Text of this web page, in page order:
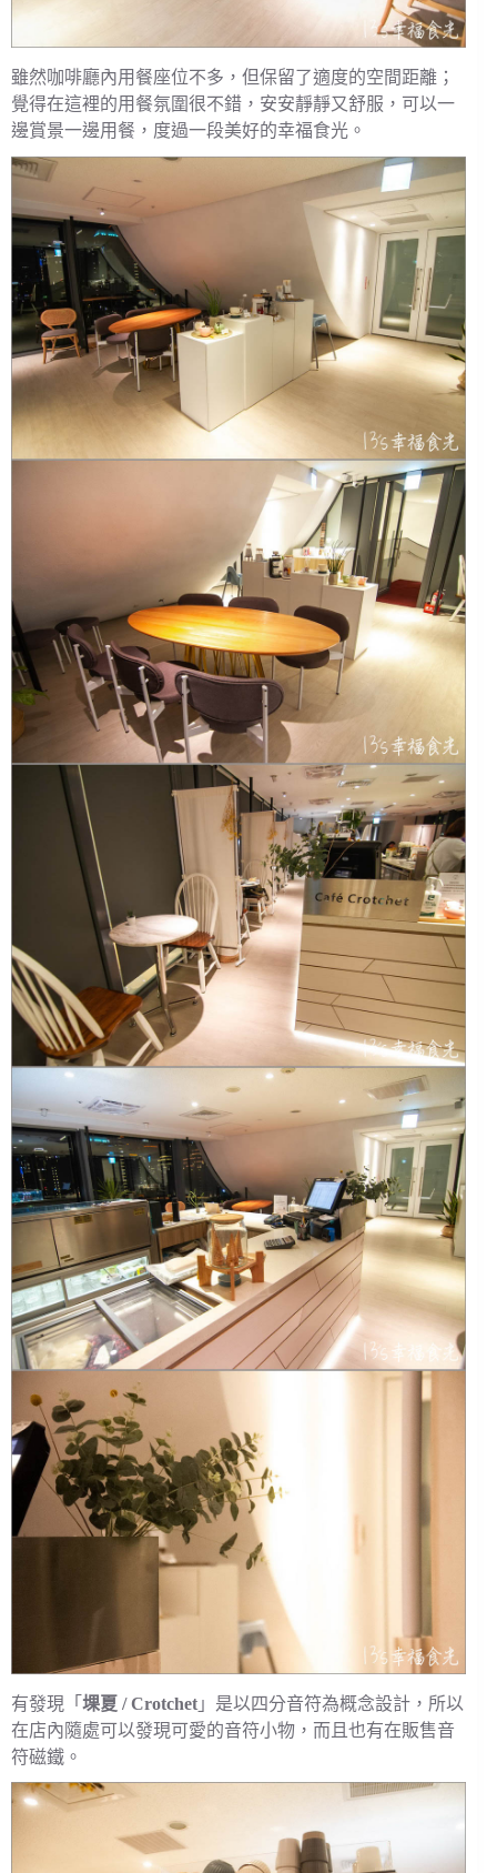
雖然咖啡廳內用餐座位不多，但保留了適度的空間距離；
覺得在這裡的用餐氛圍很不錯，安安靜靜又舒服，可以一
邊賞景一邊用餐，度過一段美好的幸福食光。
有發現「 堁夏 / Crotchet 」是以四分音符為概念設計，所以
在店內隨處可以發現可愛的音符小物，而且也有在販售音
符磁鐵。